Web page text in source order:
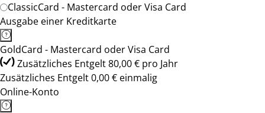
ClassicCard - Mastercard oder Visa Card
Ausgabe einer Kreditkarte
GoldCard - Mastercard oder Visa Card
Zusätzliches Entgelt 80,00 € pro Jahr
Zusätzliches Entgelt 0,00 € einmalig
Online-Konto